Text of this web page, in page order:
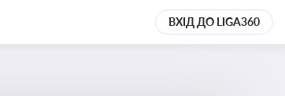
ВХІД ДО LIGA360